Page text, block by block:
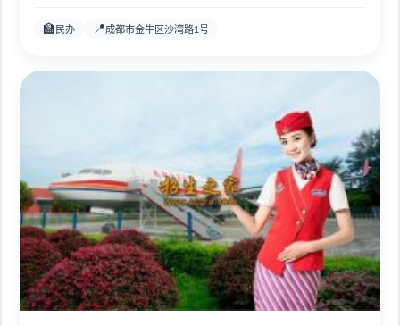
🏫 民办 📍成都市金牛区沙湾路1号